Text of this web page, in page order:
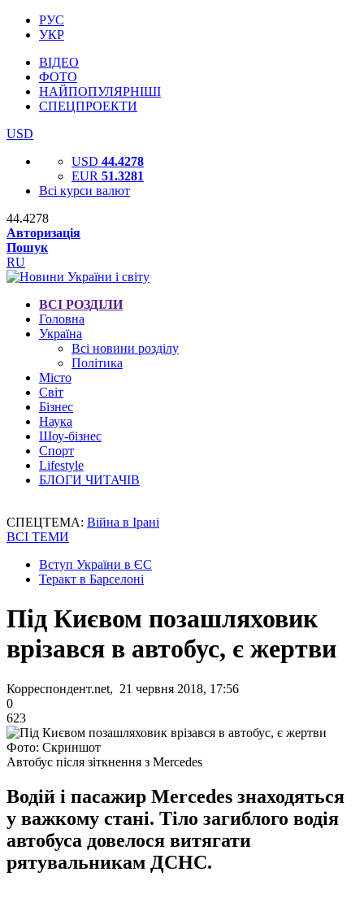
РУС
УКР
ВІДЕО
ФОТО
НАЙПОПУЛЯРНІШІ
СПЕЦПРОЕКТИ
USD
USD 44.4278
EUR 51.3281
Всі курси валют
44.4278
Авторизація
Пошук
RU
ВСІ РОЗДІЛИ
Головна
Україна
Всі новини розділу
Політика
Місто
Світ
Бізнес
Наука
Шоу-бізнес
Спорт
Lifestyle
БЛОГИ ЧИТАЧІВ
СПЕЦТЕМА: Війна в Ірані
ВСІ ТЕМИ
Вступ України в ЄС
Теракт в Барселоні
Під Києвом позашляховик
врізався в автобус, є жертви
Корреспондент.net, 21 червня 2018, 17:56
0
623
Фото: Скриншот
Автобус після зіткнення з Mercedes
Водій і пасажир Mercedes знаходяться
у важкому стані. Тіло загиблого водія
автобуса довелося витягати
рятувальникам ДСНС.